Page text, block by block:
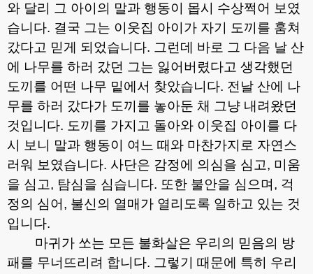
와 달리 그 아이의 말과 행동이 몹시 수상쩍어 보였
습니다. 결국 그는 이웃집 아이가 자기 도끼를 훔쳐
갔다고 믿게 되었습니다. 그런데 바로 그 다음 날 산
에 나무를 하러 갔던 그는 잃어버렸다고 생각했던
도끼를 어떤 나무 밑에서 찾았습니다. 전날 산에 나
무를 하러 갔다가 도끼를 놓아둔 채 그냥 내려왔던
것입니다. 도끼를 가지고 돌아와 이웃집 아이를 다
시 보니 말과 행동이 여느 때와 마찬가지로 자연스
러워 보였습니다. 사단은 감정에 의심을 심고, 미움
을 심고, 탐심을 심습니다. 또한 불안을 심으며 , 걱
정의 심어 , 불신의 열매가 열리도록 일하고 있는 것
입니다.
마귀가 쏘는 모든 불화살은 우리의 믿음의 방
패를 무너뜨리려 합니다. 그렇기 때문에 특히 우리